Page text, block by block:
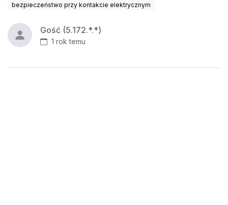
bezpieczeństwo przy kontakcie elektrycznym
Gość (5.172.*.*)
1 rok temu